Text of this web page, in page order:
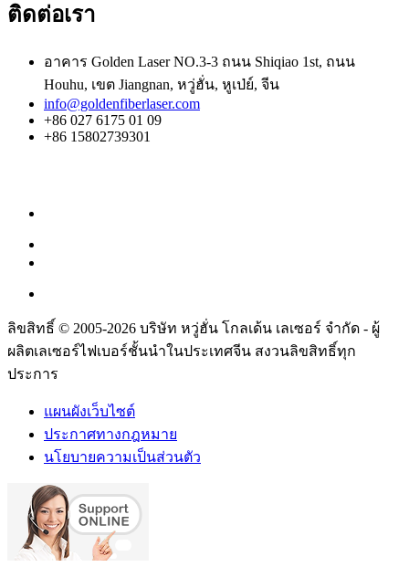
ติดต่อเรา
อาคาร Golden Laser NO.3-3 ถนน Shiqiao 1st, ถนน
Houhu, เขต Jiangnan, หวู่ฮั่น, หูเป่ย์, จีน
info@goldenfiberlaser.com
+86 027 6175 01 09
+86 15802739301
ลิขสิทธิ์ © 2005-2026 บริษัท หวู่ฮั่น โกลเด้น เลเซอร์ จำกัด - ผู้
ผลิตเลเซอร์ไฟเบอร์ชั้นนำในประเทศจีน สงวนลิขสิทธิ์ทุก
ประการ
แผนผังเว็บไซต์
ประกาศทางกฎหมาย
นโยบายความเป็นส่วนตัว